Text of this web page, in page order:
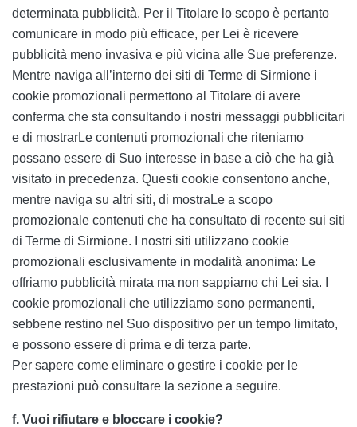
determinata pubblicità. Per il Titolare lo scopo è pertanto
comunicare in modo più efficace, per Lei è ricevere
pubblicità meno invasiva e più vicina alle Sue preferenze.
Mentre naviga all’interno dei siti di Terme di Sirmione i
cookie promozionali permettono al Titolare di avere
conferma che sta consultando i nostri messaggi pubblicitari
e di mostrarLe contenuti promozionali che riteniamo
possano essere di Suo interesse in base a ciò che ha già
visitato in precedenza. Questi cookie consentono anche,
mentre naviga su altri siti, di mostraLe a scopo
promozionale contenuti che ha consultato di recente sui siti
di Terme di Sirmione. I nostri siti utilizzano cookie
promozionali esclusivamente in modalità anonima: Le
offriamo pubblicità mirata ma non sappiamo chi Lei sia. I
cookie promozionali che utilizziamo sono permanenti,
sebbene restino nel Suo dispositivo per un tempo limitato,
e possono essere di prima e di terza parte.
Per sapere come eliminare o gestire i cookie per le
prestazioni può consultare la sezione a seguire.
f. Vuoi rifiutare e bloccare i cookie?